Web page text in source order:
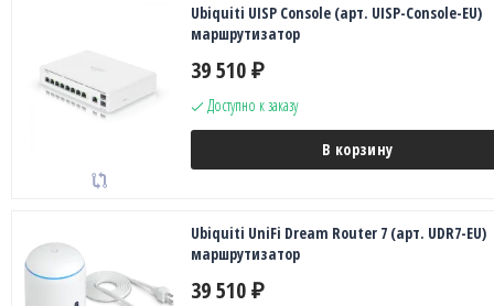
Ubiquiti UISP Console (арт. UISP-Console-EU)
маршрутизатор
39 510 ₽
Доступно к заказу
В корзину
Ubiquiti UniFi Dream Router 7 (арт. UDR7-EU)
маршрутизатор
39 510 ₽